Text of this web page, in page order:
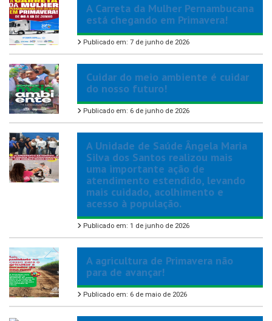
A Carreta da Mulher Pernambucana
está chegando em Primavera!
Publicado em: 7 de junho de 2026
Cuidar do meio ambiente é cuidar
do nosso futuro!
Publicado em: 6 de junho de 2026
A Unidade de Saúde Ângela Maria
Silva dos Santos realizou mais
uma importante ação de
atendimento estendido, levando
mais cuidado, acolhimento e
acesso à população.
Publicado em: 1 de junho de 2026
A agricultura de Primavera não
para de avançar!
Publicado em: 6 de maio de 2026